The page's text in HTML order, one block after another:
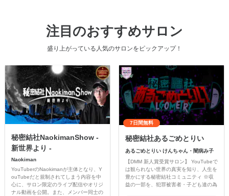
注目のおすすめサロン
盛り上がっている人気のサロンをピックアップ！
秘密結社NaokimanShow -
新世界より -
Naokiman
YouTuberのNaokimanが主体となり、Y
ouTubeだと規制されてしまう内容を中
心に、サロン限定のライブ配信やオリジ
ナル動画を公開。また、メンバー同士の
7日間無料
秘密結社あるごめとりい
あるごめとりい けんちゃん・闇病み子
【DMM 新人賞受賞サロン】 YouTubeで
は観られない世界の真実を知り、人生を
豊かにする秘密結社コミュニティ ※収
益の一部を、犯罪被害者・子ども達の為